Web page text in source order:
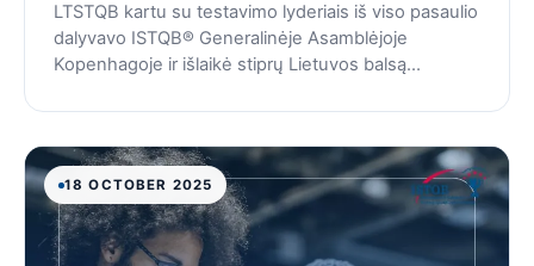
LTSTQB kartu su testavimo lyderiais iš viso pasaulio
dalyvavo ISTQB® Generalinėje Asamblėjoje
Kopenhagoje ir išlaikė stiprų Lietuvos balsą
18 OCTOBER 2025